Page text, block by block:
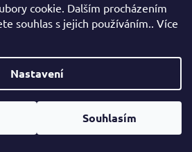
cookie. Dalším procházením
souhlas s jejich používáním.. Více
Nastavení
Souhlasím